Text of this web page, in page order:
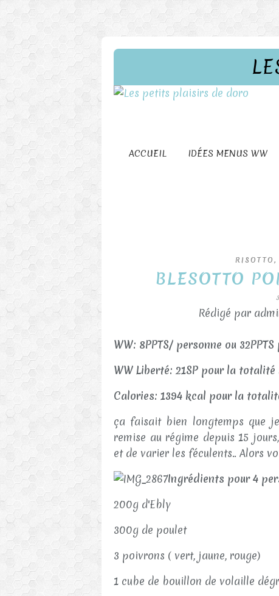
ACCUEIL IDÉES MENUS WW
RISOTTO,
BLESOTTO
Rédigé par
WW: 8PPTS/ personne ou
WW Liberté: 21SP pour la
Calories: 1394 kcal pour la
ça faisait bien longtemps que
remise au régime depuis 15
et de varier les féculents.. Alors
Ingrédients pour 4
200g d'Ebly
300g de poulet
3 poivrons ( vert, jaune, rouge)
1 cube de bouillon de volaille